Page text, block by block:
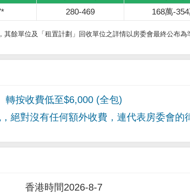
280-469 168萬-
餘單位及「租置計劃」回收單位之詳情以房委會最終公布為
轉按收費低至$6,000 (全包)
絕對沒有任何額外收費，連代表房委會的
香港時間2026-8-7